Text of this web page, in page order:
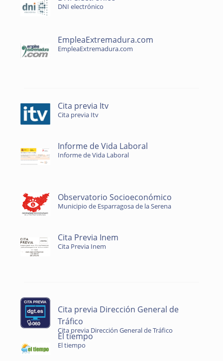
DNI electrónico
EmpleaExtremadura.com
EmpleaExtremadura.com
Cita previa Itv
Cita previa Itv
Informe de Vida Laboral
Informe de Vida Laboral
Observatorio Socioeconómico
Municipio de Esparragosa de la Serena
Cita Previa Inem
Cita Previa Inem
Cita previa Dirección General de
Tráfico
Cita previa Dirección General de Tráfico
El tiempo
El tiempo